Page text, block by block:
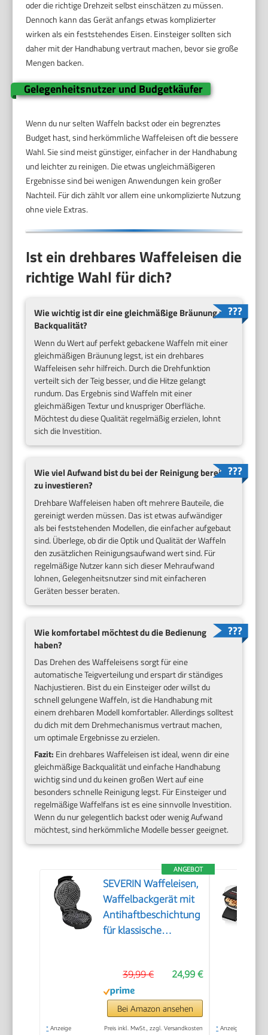
oder die richtige Drehzeit selbst einschätzen zu müssen.
Dennoch kann das Gerät anfangs etwas komplizierter
wirken als ein feststehendes Eisen. Einsteiger sollten sich
daher mit der Handhabung vertraut machen, bevor sie große
Mengen backen.
Gelegenheitsnutzer und Budgetkäufer
Wenn du nur selten Waffeln backst oder ein begrenztes
Budget hast, sind herkömmliche Waffeleisen oft die bessere
Wahl. Sie sind meist günstiger, einfacher in der Handhabung
und leichter zu reinigen. Die etwas ungleichmäßigeren
Ergebnisse sind bei wenigen Anwendungen kein großer
Nachteil. Für dich zählt vor allem eine unkomplizierte Nutzung
ohne viele Extras.
Ist ein drehbares Waffeleisen die
richtige Wahl für dich?
Wie wichtig ist dir eine gleichmäßige Bräunung und
Backqualität?
Wenn du Wert auf perfekt gebackene Waffeln mit einer
gleichmäßigen Bräunung legst, ist ein drehbares
Waffeleisen sehr hilfreich. Durch die Drehfunktion
verteilt sich der Teig besser, und die Hitze gelangt
rundum. Das Ergebnis sind Waffeln mit einer
gleichmäßigen Textur und knuspriger Oberfläche.
Möchtest du diese Qualität regelmäßig erzielen, lohnt
sich die Investition.
Wie viel Aufwand bist du bei der Reinigung bereit
zu investieren?
Drehbare Waffeleisen haben oft mehrere Bauteile, die
gereinigt werden müssen. Das ist etwas aufwändiger
als bei feststehenden Modellen, die einfacher aufgebaut
sind. Überlege, ob dir die Optik und Qualität der Waffeln
den zusätzlichen Reinigungsaufwand wert sind. Für
regelmäßige Nutzer kann sich dieser Mehraufwand
lohnen, Gelegenheitsnutzer sind mit einfacheren
Geräten besser beraten.
Wie komfortabel möchtest du die Bedienung
haben?
Das Drehen des Waffeleisens sorgt für eine
automatische Teigverteilung und erspart dir ständiges
Nachjustieren. Bist du ein Einsteiger oder willst du
schnell gelungene Waffeln, ist die Handhabung mit
einem drehbaren Modell komfortabler. Allerdings solltest
du dich mit dem Drehmechanismus vertraut machen,
um optimale Ergebnisse zu erzielen.
Fazit: Ein drehbares Waffeleisen ist ideal, wenn dir eine
gleichmäßige Backqualität und einfache Handhabung
wichtig sind und du keinen großen Wert auf eine
besonders schnelle Reinigung legst. Für Einsteiger und
regelmäßige Waffelfans ist es eine sinnvolle Investition.
Wenn du nur gelegentlich backst oder wenig Aufwand
möchtest, sind herkömmliche Modelle besser geeignet.
ANGEBOT
SEVERIN Waffeleisen,
Waffelbackgerät mit
Antihaftbeschichtung
für klassische
praktisch, ca. 1.300 W
Leistung,
schwarz/Edelstal, WA
2103
24,99 €
39,99 €
Bei Amazon ansehen
* Anzeige Preis inkl. MwSt., zzgl. Versandkosten * Anzeige